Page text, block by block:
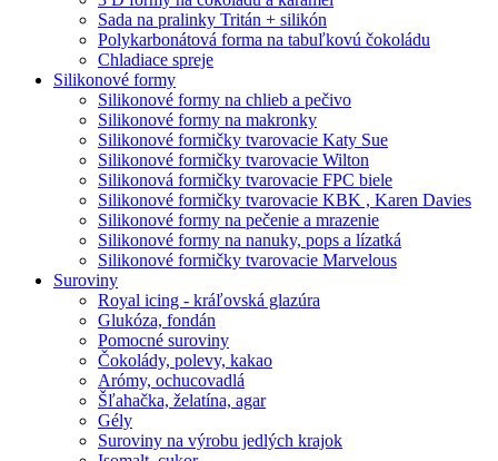
Sada na pralinky Tritán + silikón
Polykarbonátová forma na tabuľkovú čokoládu
Chladiace spreje
Silikonové formy
Silikonové formy na chlieb a pečivo
Silikonové formy na makronky
Silikonové formičky tvarovacie Katy Sue
Silikonové formičky tvarovacie Wilton
Silikonová formičky tvarovacie FPC biele
Silikonové formičky tvarovacie KBK , Karen Davies
Silikonové formy na pečenie a mrazenie
Silikonové formy na nanuky, pops a lízatká
Silikonové formičky tvarovacie Marvelous
Suroviny
Royal icing - kráľovská glazúra
Glukóza, fondán
Pomocné suroviny
Čokolády, polevy, kakao
Arómy, ochucovadlá
Šľahačka, želatína, agar
Gély
Suroviny na výrobu jedlých krajok